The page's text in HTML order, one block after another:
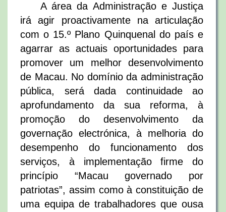
A área da Administração e Justiça
irá agir proactivamente na articulação
com o 15.º Plano Quinquenal do país e
agarrar as actuais oportunidades para
promover um melhor desenvolvimento
de Macau. No domínio da administração
pública, será dada continuidade ao
aprofundamento da sua reforma, à
promoção do desenvolvimento da
governação electrónica, à melhoria do
desempenho do funcionamento dos
serviços, à implementação firme do
princípio “Macau governado por
patriotas”, assim como à constituição de
uma equipa de trabalhadores que ousa